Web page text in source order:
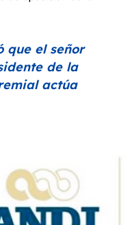
que el señor
de la
actúa